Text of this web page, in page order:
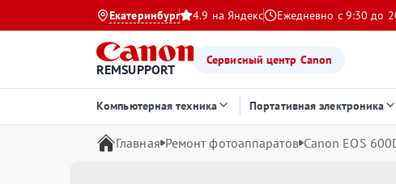
Екатеринбург 4.9 на Яндекс Ежедневно с 9:30 до
REMSUPPORT
Сервисный центр Canon
Компьютерная техника Портативная электроника
Главная Ремонт фотоаппаратов Canon EOS